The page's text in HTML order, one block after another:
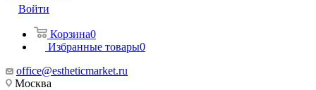
Войти
Корзина0
Избранные товары0
office@estheticmarket.ru
Москва